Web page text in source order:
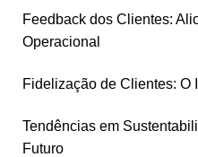
Feedback dos Clientes:
Operacional
Fidelização de Clientes: O
Tendências em
Futuro